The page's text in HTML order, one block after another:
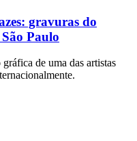
gravuras do
Paulo
de uma das artistas